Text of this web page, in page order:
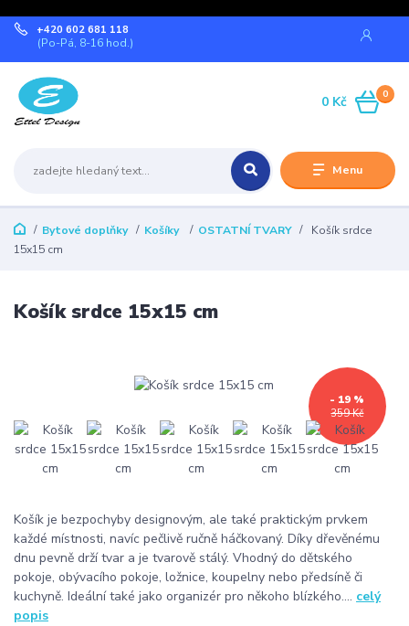
Menu
+420 602 681 118
(Po-Pá, 8-16 hod.)
0
0 Kč
Bytové doplňky Košíky OSTATNÍ TVARY
Košík srdce
15x15 cm
Košík srdce 15x15 cm
359 Kč
- 19 %
Košík je bezpochyby designovým, ale také praktickým prvkem
každé místnosti, navíc pečlivě ručně háčkovaný. Díky dřevěnému
dnu pevně drží tvar a je tvarově stálý. Vhodný do dětského
pokoje, obývacího pokoje, ložnice, koupelny nebo předsíně či
kuchyně. Ideální také jako organizér pro někoho blízkého.... celý
popis